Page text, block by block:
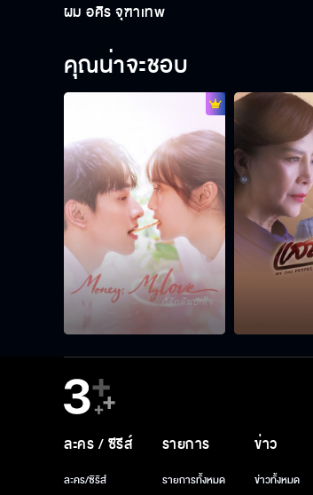
ผม อศิร จุฑาเทพ
คุณน่าจะชอบ
ละคร / ซีรีส์
ละคร/ซีรีส์
รายการ
รายการทั้งหมด
ข่าว
ข่าวทั้งหมด